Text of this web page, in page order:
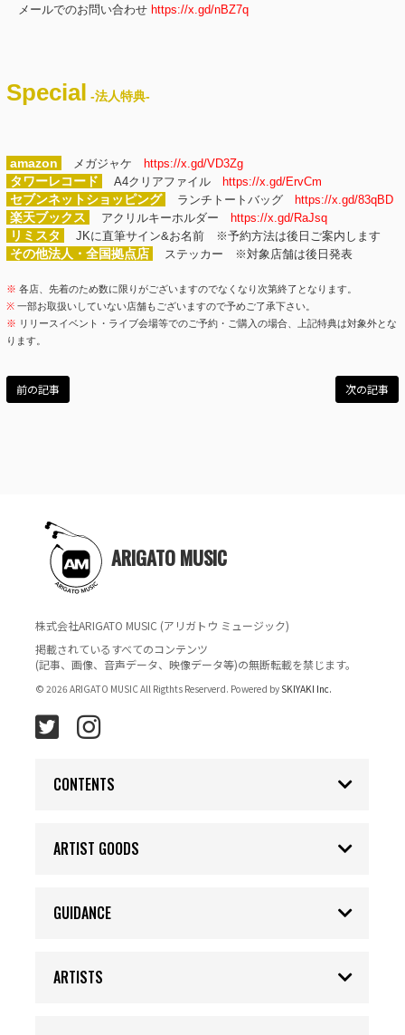
メールでのお問い合わせ https://x.gd/nBZ7q
Special -法人特典-
amazon メガジャケ https://x.gd/VD3Zg
タワーレコード A4クリアファイル https://x.gd/ErvCm
セブンネットショッピング ランチトートバッグ https://x.gd/83qBD
楽天ブックス アクリルキーホルダー https://x.gd/RaJsq
リミスタ JKに直筆サイン&お名前 ※予約方法は後日ご案内します
その他法人・全国拠点店 ステッカー ※対象店舗は後日発表
※ 各店、先着のため数に限りがございますのでなくなり次第終了となります。
※ 一部お取扱いしていない店舗もございますので予めご了承下さい。
※ リリースイベント・ライブ会場等でのご予約・ご購入の場合、上記特典は対象外とな
ります。
次の記事
前の記事
ARIGATO MUSIC
株式会社ARIGATO MUSIC (アリガトウ ミュージック)
掲載されているすべてのコンテンツ
(記事、画像、音声データ、映像データ等)の無断転載を禁じます。
© 2026 ARIGATO MUSIC All Rigthts Reserverd. Powered by SKIYAKI Inc.
CONTENTS
ARTIST GOODS
GUIDANCE
ARTISTS